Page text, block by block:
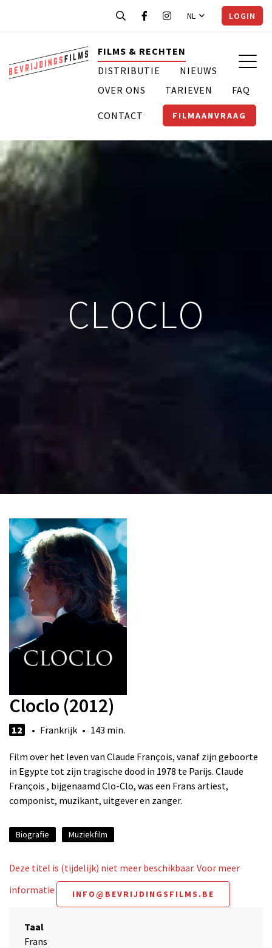
NL LOGIN
FILMS & RECHTEN
DISTRIBUTIE
NIEUWS
OVER ONS
TARIEVEN FAQ
CONTACT FILMAANVRAAG
CLOCLO
Cloclo (2012)
12 • Frankrijk • 143 min.
Film over het leven van Claude François, vanaf zijn geboorte
in Egypte tot zijn tragische dood in 1978 te Parijs. Claude
François , bijgenaamd Clo-Clo, was een Frans artiest,
componist, muzikant, uitgever en zanger.
Biografie Muziekfilm
Deze titel is (tijdelijk) niet meer beschikbaar. Voor meer
informatie
INFO@BEVRIJDINGSFILMS.BE
Taal
Frans